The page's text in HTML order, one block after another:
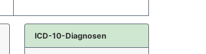
ICD-10-Diagnosen